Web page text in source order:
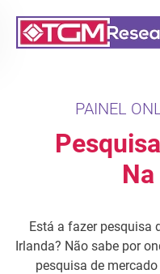
Saltar para o conteúdo
PAINEL
Está a fazer pesquisa
Irlanda? Não sabe por
pesquisa de